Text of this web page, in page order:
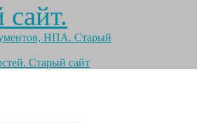
НПА. Старый
Старый сайт